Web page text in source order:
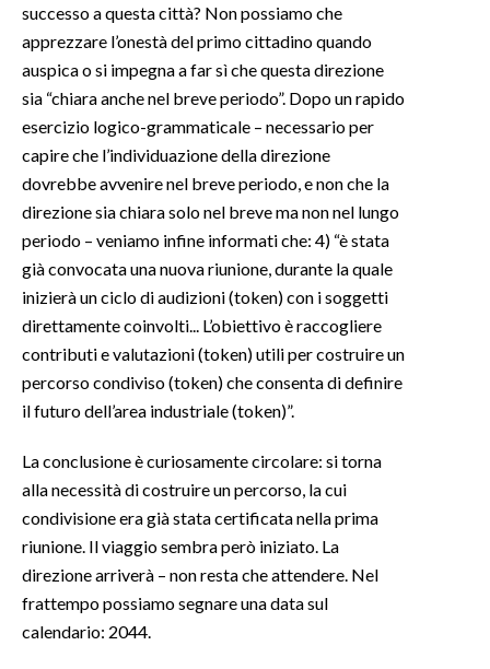
successo a questa città? Non possiamo che
apprezzare l’onestà del primo cittadino quando
auspica o si impegna a far sì che questa direzione
sia “chiara anche nel breve periodo”. Dopo un rapido
esercizio logico-grammaticale – necessario per
capire che l’individuazione della direzione
dovrebbe avvenire nel breve periodo, e non che la
direzione sia chiara solo nel breve ma non nel lungo
periodo – veniamo infine informati che: 4) “è stata
già convocata una nuova riunione, durante la quale
inizierà un ciclo di audizioni (token) con i soggetti
direttamente coinvolti... L’obiettivo è raccogliere
contributi e valutazioni (token) utili per costruire un
percorso condiviso (token) che consenta di definire
il futuro dell’area industriale (token)”.
La conclusione è curiosamente circolare: si torna
alla necessità di costruire un percorso, la cui
condivisione era già stata certificata nella prima
riunione. Il viaggio sembra però iniziato. La
direzione arriverà – non resta che attendere. Nel
frattempo possiamo segnare una data sul
calendario: 2044.